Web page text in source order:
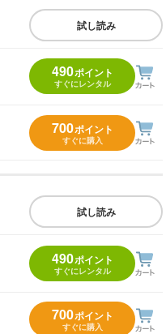
試し読み
490ポイント
すぐにレンタル
700ポイント
すぐに購入
試し読み
490ポイント
すぐにレンタル
700ポイント
すぐに購入